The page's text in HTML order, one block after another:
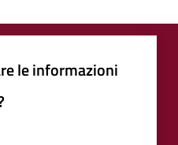
le informazioni